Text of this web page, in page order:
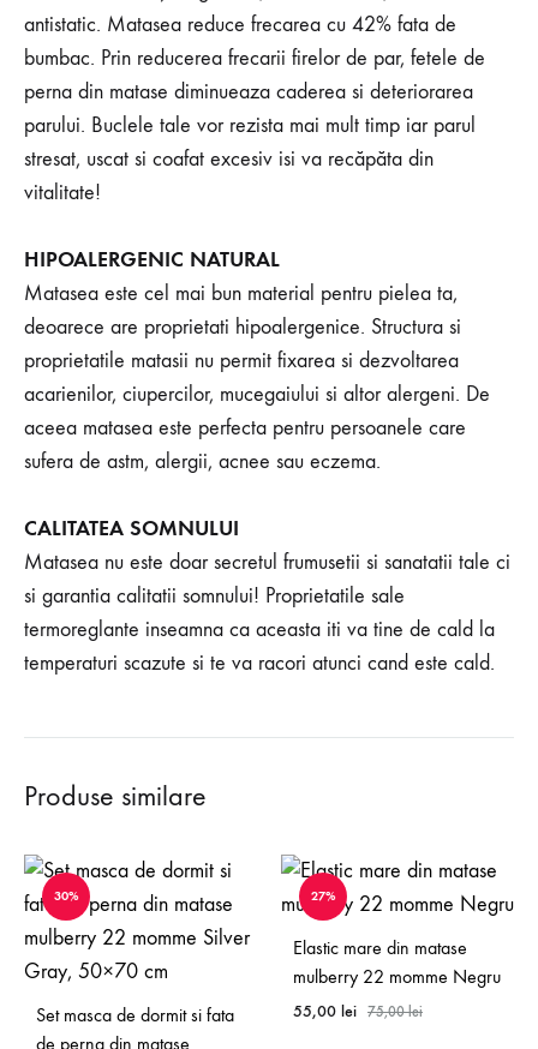
antistatic. Matasea reduce frecarea cu 42% fata de
bumbac. Prin reducerea frecarii firelor de par, fetele de
perna din matase diminueaza caderea si deteriorarea
parului. Buclele tale vor rezista mai mult timp iar parul
stresat, uscat si coafat excesiv isi va recăpăta din
vitalitate!
HIPOALERGENIC NATURAL
Matasea este cel mai bun material pentru pielea ta,
deoarece are proprietati hipoalergenice. Structura si
proprietatile matasii nu permit fixarea si dezvoltarea
acarienilor, ciupercilor, mucegaiului si altor alergeni. De
aceea matasea este perfecta pentru persoanele care
sufera de astm, alergii, acnee sau eczema.
CALITATEA SOMNULUI
Matasea nu este doar secretul frumusetii si sanatatii tale ci
si garantia calitatii somnului! Proprietatile sale
termoreglante inseamna ca aceasta iti va tine de cald la
temperaturi scazute si te va racori atunci cand este cald.
Produse similare
30%
Set masca de dormit si fata
de perna din matase
27%
Elastic mare din matase
mulberry 22 momme Negru
55,00 lei 75,00lei